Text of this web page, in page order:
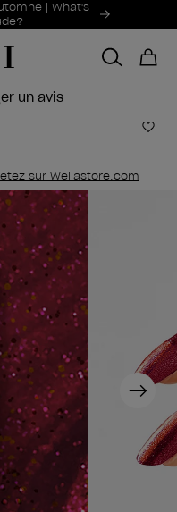
| What's
un avis
sur Wellastore.com
Next